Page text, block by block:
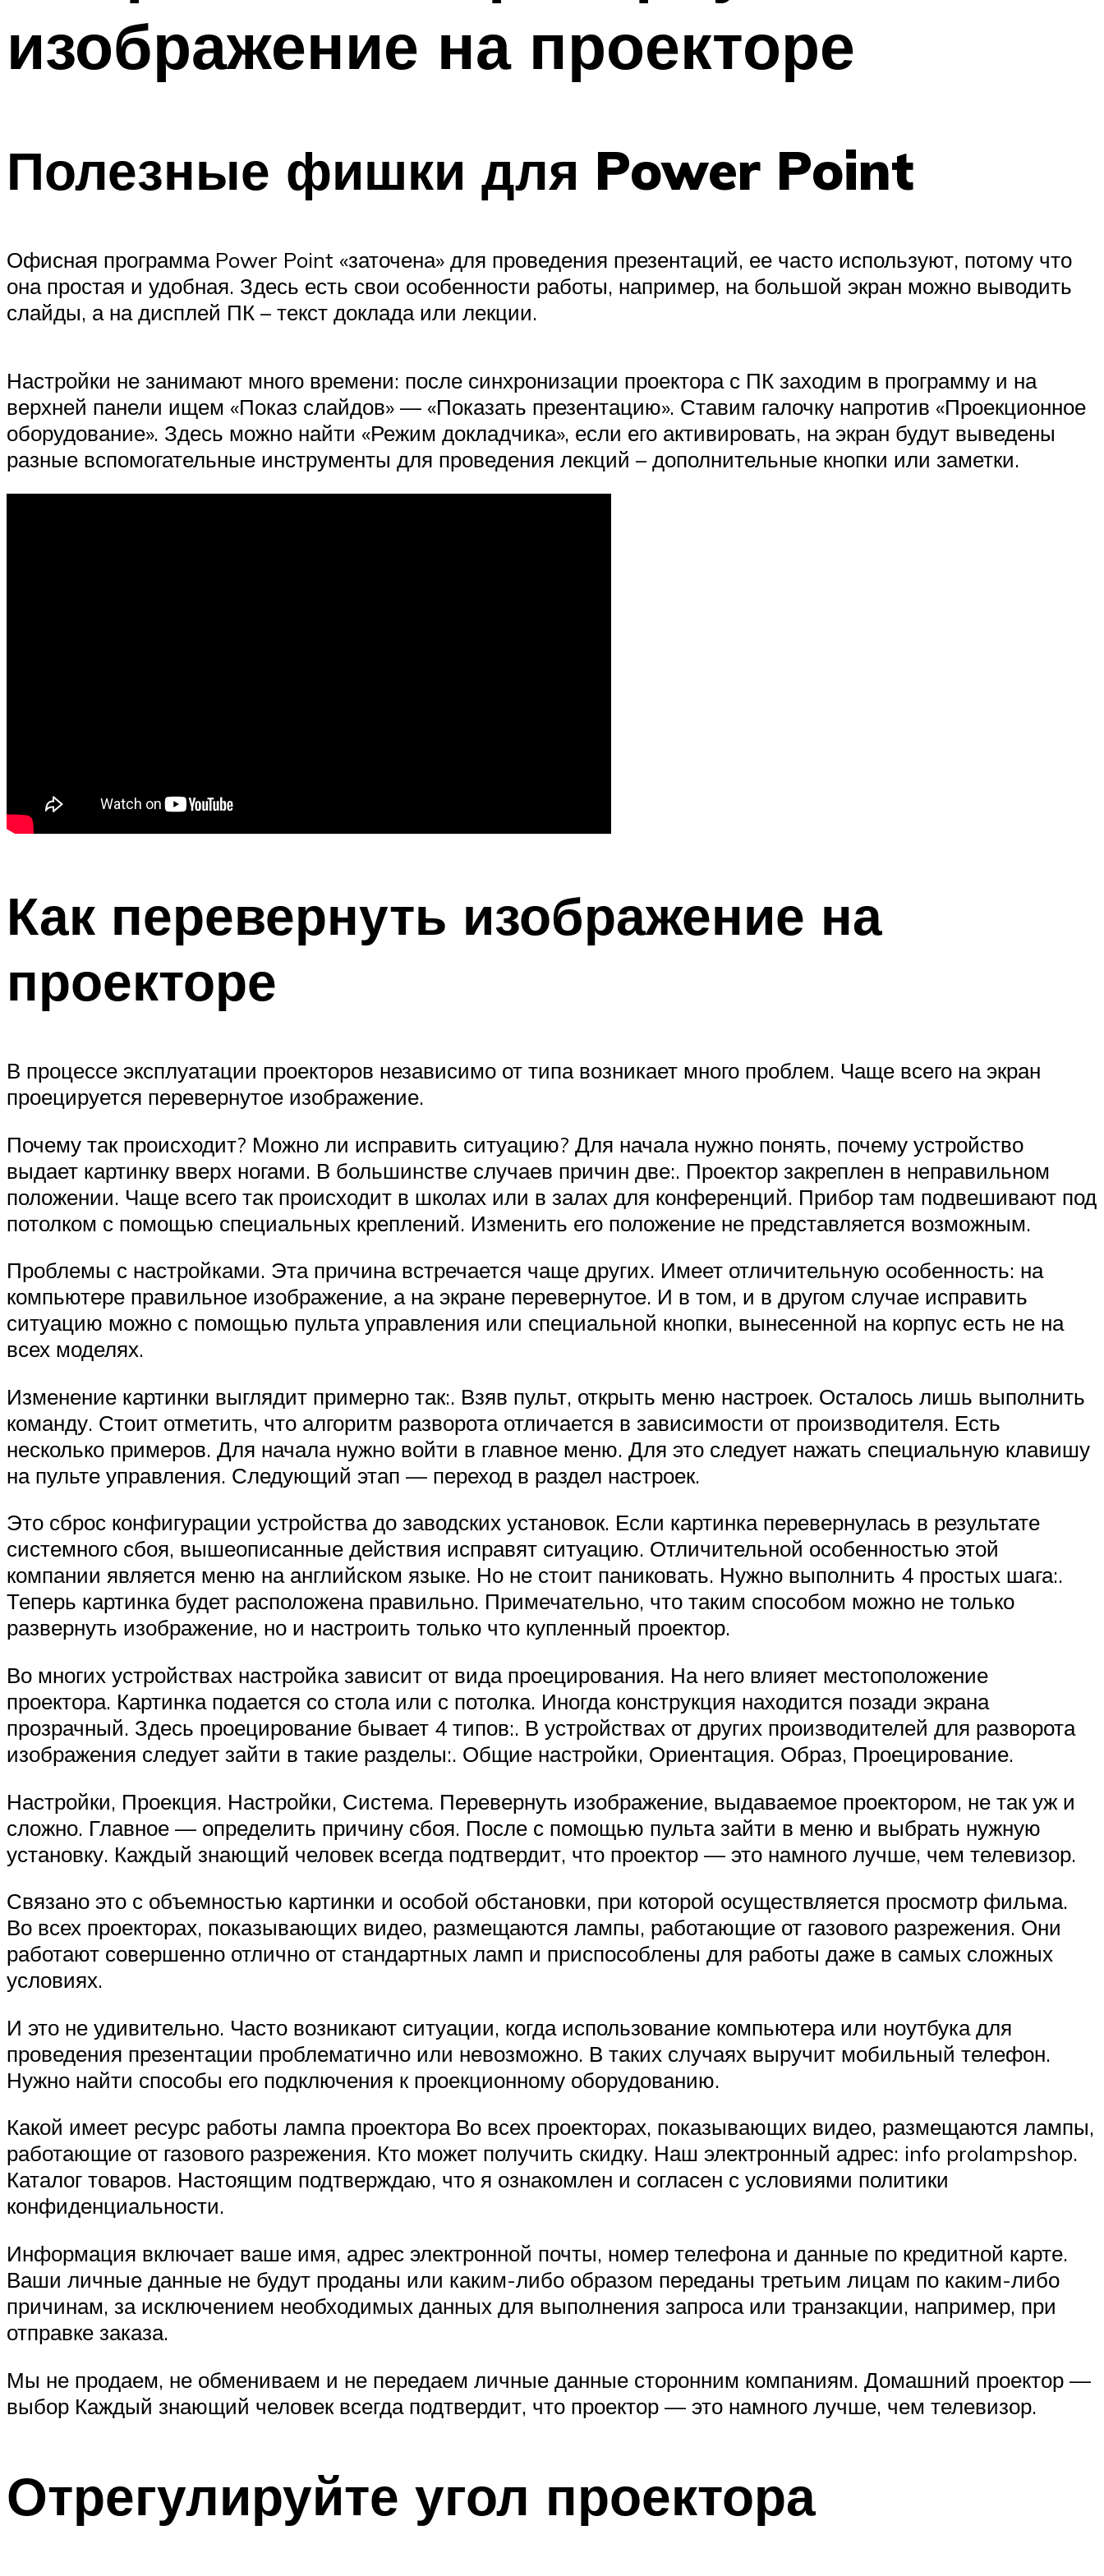
изображение на проекторе
Полезные фишки для Power Point
Офисная программа Power Point «заточена» для проведения презентаций, ее часто используют, потому что
она простая и удобная. Здесь есть свои особенности работы, например, на большой экран можно выводить
слайды, а на дисплей ПК – текст доклада или лекции.
Настройки не занимают много времени: после синхронизации проектора с ПК заходим в программу и на
верхней панели ищем «Показ слайдов» — «Показать презентацию». Ставим галочку напротив «Проекционное
оборудование». Здесь можно найти «Режим докладчика», если его активировать, на экран будут выведены
разные вспомогательные инструменты для проведения лекций – дополнительные кнопки или заметки.
Как перевернуть изображение на
проекторе
В процессе эксплуатации проекторов независимо от типа возникает много проблем. Чаще всего на экран
проецируется перевернутое изображение.
Почему так происходит? Можно ли исправить ситуацию? Для начала нужно понять, почему устройство
выдает картинку вверх ногами. В большинстве случаев причин две:. Проектор закреплен в неправильном
положении. Чаще всего так происходит в школах или в залах для конференций. Прибор там подвешивают под
потолком с помощью специальных креплений. Изменить его положение не представляется возможным.
Проблемы с настройками. Эта причина встречается чаще других. Имеет отличительную особенность: на
компьютере правильное изображение, а на экране перевернутое. И в том, и в другом случае исправить
ситуацию можно с помощью пульта управления или специальной кнопки, вынесенной на корпус есть не на
всех моделях.
Изменение картинки выглядит примерно так:. Взяв пульт, открыть меню настроек. Осталось лишь выполнить
команду. Стоит отметить, что алгоритм разворота отличается в зависимости от производителя. Есть
несколько примеров. Для начала нужно войти в главное меню. Для это следует нажать специальную клавишу
на пульте управления. Следующий этап — переход в раздел настроек.
Это сброс конфигурации устройства до заводских установок. Если картинка перевернулась в результате
системного сбоя, вышеописанные действия исправят ситуацию. Отличительной особенностью этой
компании является меню на английском языке. Но не стоит паниковать. Нужно выполнить 4 простых шага:.
Теперь картинка будет расположена правильно. Примечательно, что таким способом можно не только
развернуть изображение, но и настроить только что купленный проектор.
Во многих устройствах настройка зависит от вида проецирования. На него влияет местоположение
проектора. Картинка подается со стола или с потолка. Иногда конструкция находится позади экрана
прозрачный. Здесь проецирование бывает 4 типов:. В устройствах от других производителей для разворота
изображения следует зайти в такие разделы:. Общие настройки, Ориентация. Образ, Проецирование.
Настройки, Проекция. Настройки, Система. Перевернуть изображение, выдаваемое проектором, не так уж и
сложно. Главное — определить причину сбоя. После с помощью пульта зайти в меню и выбрать нужную
установку. Каждый знающий человек всегда подтвердит, что проектор — это намного лучше, чем телевизор.
Связано это с объемностью картинки и особой обстановки, при которой осуществляется просмотр фильма.
Во всех проекторах, показывающих видео, размещаются лампы, работающие от газового разрежения. Они
работают совершенно отлично от стандартных ламп и приспособлены для работы даже в самых сложных
условиях.
И это не удивительно. Часто возникают ситуации, когда использование компьютера или ноутбука для
проведения презентации проблематично или невозможно. В таких случаях выручит мобильный телефон.
Нужно найти способы его подключения к проекционному оборудованию.
Какой имеет ресурс работы лампа проектора Во всех проекторах, показывающих видео, размещаются лампы,
работающие от газового разрежения. Кто может получить скидку. Наш электронный адрес: info prolampshop.
Каталог товаров. Настоящим подтверждаю, что я ознакомлен и согласен с условиями политики
конфиденциальности.
Информация включает ваше имя, адрес электронной почты, номер телефона и данные по кредитной карте.
Ваши личные данные не будут проданы или каким-либо образом переданы третьим лицам по каким-либо
причинам, за исключением необходимых данных для выполнения запроса или транзакции, например, при
отправке заказа.
Мы не продаем, не обмениваем и не передаем личные данные сторонним компаниям. Домашний проектор —
выбор Каждый знающий человек всегда подтвердит, что проектор — это намного лучше, чем телевизор.
Отрегулируйте угол проектора